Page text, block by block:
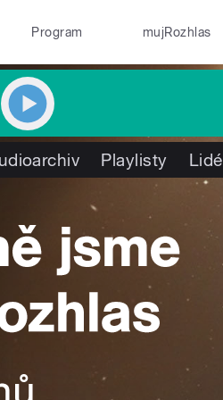
Program mujRozhlas
Playlisty Lidé